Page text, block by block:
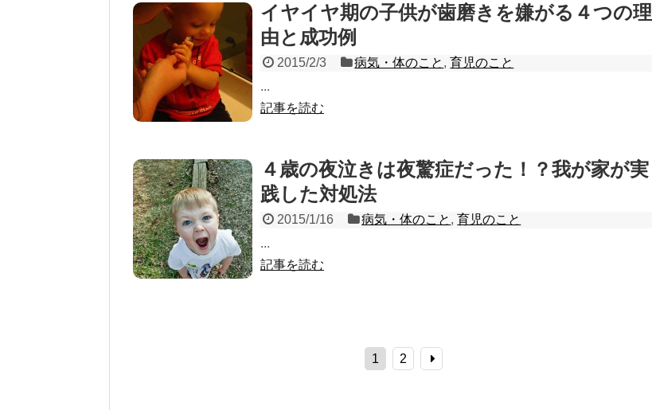
イヤイヤ期の子供が歯磨きを嫌がる４つの理
由と成功例
2015/2/3 病気・体のこと ,育児のこと
...
記事を読む
４歳の夜泣きは夜驚症だった！？我が家が実
践した対処法
2015/1/16 病気・体のこと ,育児のこと
...
記事を読む
1 2